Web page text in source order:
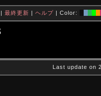
| 最終更新 | ヘルプ| Color:
Last update on